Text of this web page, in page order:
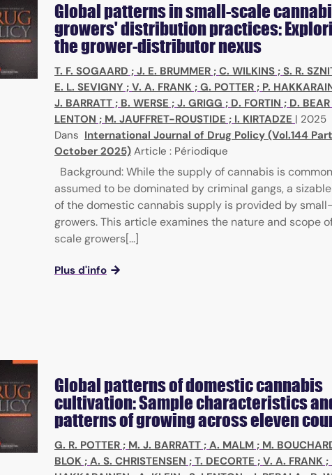
Global patterns in small-scale
growers' distribution practices:
the grower-distributor nexus
T. F. SOGAARD ; J. E. BRUMMER ; C. WILKINS ; S. R.
E. L. SEVIGNY ; V. A. FRANK ; G. POTTER ; P.
J. BARRATT ; B. WERSE ; J. GRIGG ; D. FORTIN ; D. BEAR
LENTON ; M. JAUFFRET-ROUSTIDE ; I. KIRTADZE | 2025
Dans International Journal of Drug Policy (Vol.144
October 2025) Article : Périodique
Background: While the supply of cannabis is
assumed to be dominated by criminal gangs, a
of the domestic cannabis supply is provided by
growers. This article examines the nature and scope
scale growers[...]
Plus d'info
Global patterns of domestic cannabis
cultivation: Sample characteristics
patterns of growing across eleven
G. R. POTTER ; M. J. BARRATT ; A. MALM ; M.
BLOK ; A. S. CHRISTENSEN ; T. DECORTE ; V. A. FRANK ;